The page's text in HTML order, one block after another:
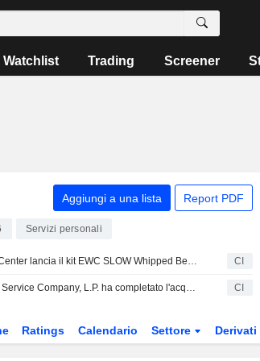
Watchlist Trading Screener
Aggiungi a una lista Report PDF
Servizi personali
European Wax Center lancia il kit EWC SLOW Whipped Berry con un prodotto per il corpo a base di un'alternativa al retinolo CI
General Atlantic Service Company, L.P. ha completato l'acquisizione della rimanente quota del 57,7% in European Wax Center, Inc. (NasdaqGS:EWCZ) da BlackRock, Inc. (NYSE:BLK), Hilary L. Shane, Ararat Capital Management, LP, EWC Management Holdco, LLC e altri soci. CI
Ratings Calendario Settore Derivati